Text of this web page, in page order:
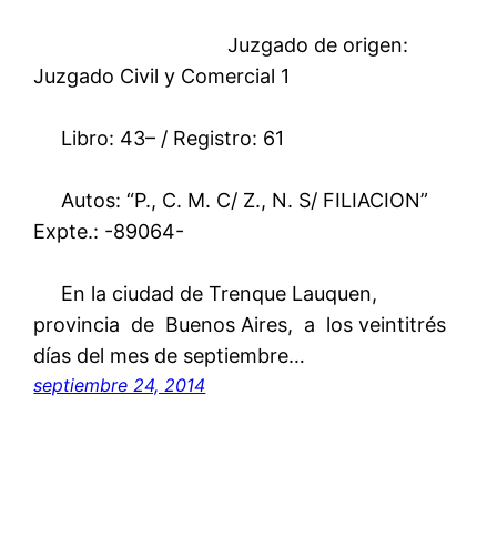
Juzgado de origen:
Juzgado Civil y Comercial 1
Libro: 43– / Registro: 61
Autos: “P., C. M. C/ Z., N. S/ FILIACION”
Expte.: -89064-
En la ciudad de Trenque Lauquen,
provincia de Buenos Aires, a los veintitrés
días del mes de septiembre…
septiembre 24, 2014